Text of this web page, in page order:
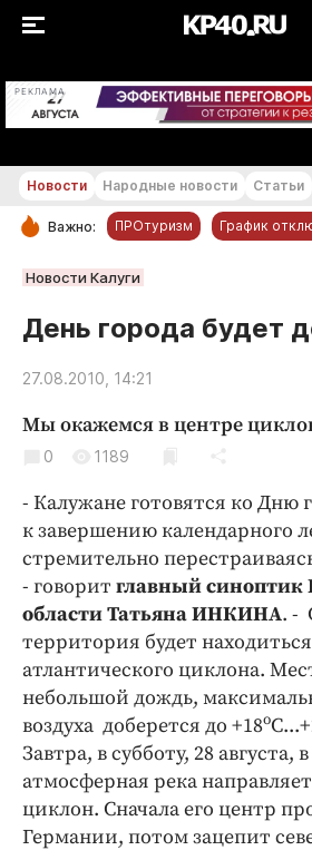
РЕКЛАМА
РУБРИКИ
Новости компаний
Статьи
Авто и транспорт
Криминал
Культура
Недвижимость и ЖКХ
Образование
Общество
Погода
Праздники
Происшествия
Спорт
Экономика и бизнес
Новости Народные новости Статьи
Важно: ПРОтуризм График
Новости Калуги
День города будет
27.08.2010, 14:21
Мы окажемся в центре
0 1189
- Калужане готовятся ко Дню
к завершению календарного
стремительно
- говорит главный синоптик
области Татьяна ИНКИНА. -
территория будет
атлантического циклона.
небольшой дождь,
воздуха доберется до +18о
Завтра, в субботу, 28 августа,
атмосферная река
циклон. Сначала его центр
Германии, потом зацепит